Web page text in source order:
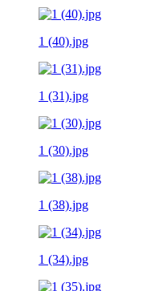
1 (40).jpg
1 (31).jpg
1 (30).jpg
1 (38).jpg
1 (34).jpg